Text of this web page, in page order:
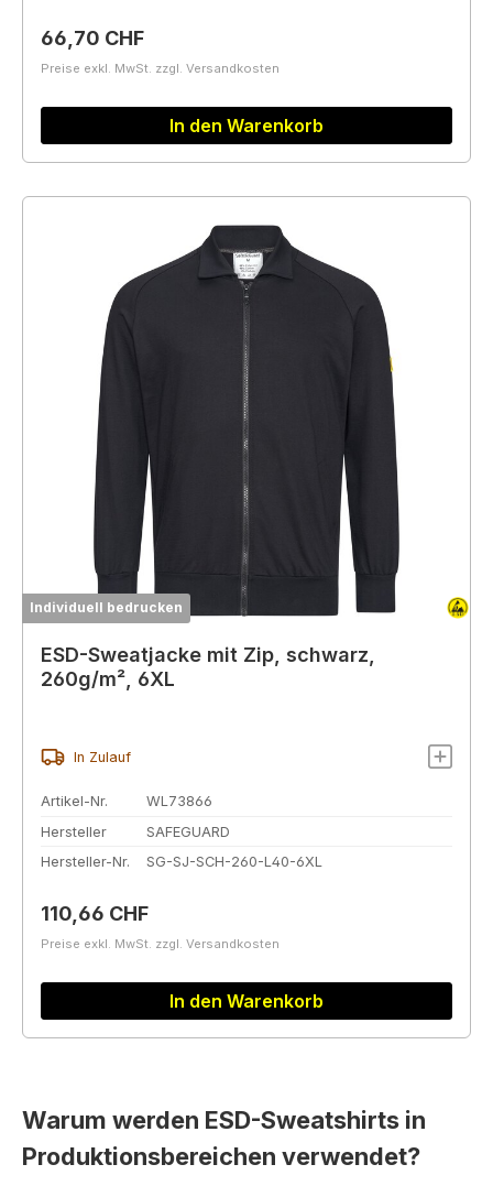
Regulärer Preis:
66,70 CHF
Preise exkl. MwSt. zzgl. Versandkosten
In den Warenkorb
Individuell bedrucken
ESD-Sweatjacke mit Zip, schwarz,
260g/m², 6XL
In Zulauf
Artikel-Nr.
WL73866
Hersteller
SAFEGUARD
Hersteller-Nr.
SG-SJ-SCH-260-L40-6XL
Regulärer Preis:
110,66 CHF
Preise exkl. MwSt. zzgl. Versandkosten
In den Warenkorb
Warum werden ESD-Sweatshirts in
Produktionsbereichen verwendet?